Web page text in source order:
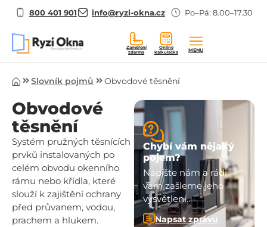
800 401 901 info@ryzi-okna.cz Po–Pá: 8.00–17.30
Zaměření
zdarma
Online
kalkulačka
MENU
ÚvodSlovník pojmů Obvodové těsnění
Obvodové
těsnění
Systém pružných těsnících
prvků instalovaných po
celém obvodu okenního
rámu nebo křídla, které
slouží k zajištění ochrany
před průvanem, vodou,
prachem a hlukem.
Chybí vám nějaký
pojem?
Napište nám a rádi
vám zašleme jeho
vysvětlení.
Napsat zprávu